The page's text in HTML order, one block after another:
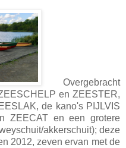
Overgebracht
en ZEESTER,
de kano's PIJLVIS
ZEECAT en een grotere
akkerschuit); deze
2012, zeven ervan met de